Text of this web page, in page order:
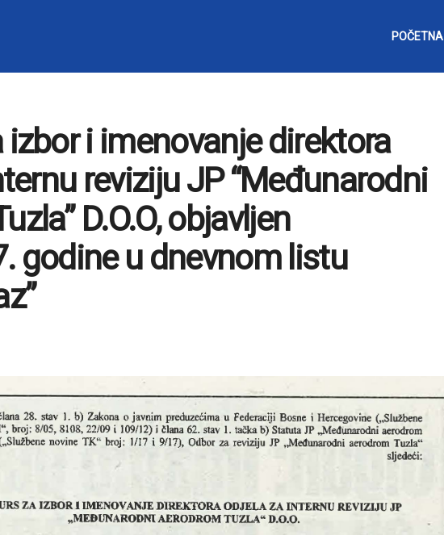
POČETNA
izbor i imenovanje direktora
reviziju JP “Međunarodni
D.O.O, objavljen
godine u dnevnom listu